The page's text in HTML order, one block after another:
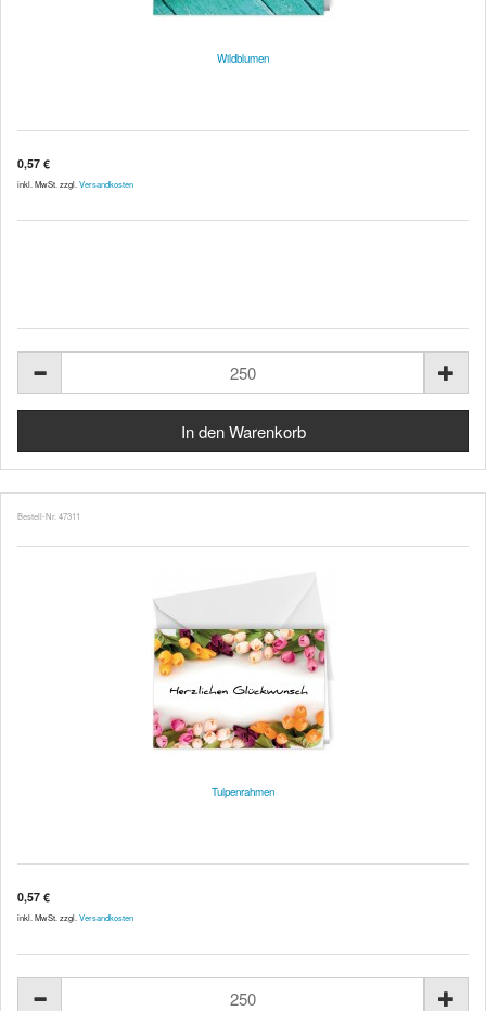
Wildblumen
0,57 €
inkl. MwSt. zzgl. Versandkosten
Bestell-Nr. 47311
Tulpenrahmen
0,57 €
inkl. MwSt. zzgl. Versandkosten